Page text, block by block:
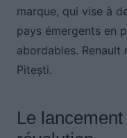
marque, qui vise à
pays émergents en
abordables. Renault
Pitești.
Le